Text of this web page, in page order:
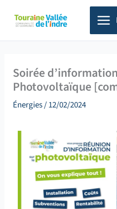
principal
Soirée
Photovoltaïque
Énergies/12/02/2024